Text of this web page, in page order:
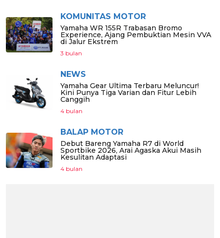
KOMUNITAS MOTOR
Yamaha WR 155R Trabasan Bromo
Experience, Ajang Pembuktian Mesin VVA
di Jalur Ekstrem
3 bulan
NEWS
Yamaha Gear Ultima Terbaru Meluncur!
Kini Punya Tiga Varian dan Fitur Lebih
Canggih
4 bulan
BALAP MOTOR
Debut Bareng Yamaha R7 di World
Sportbike 2026, Arai Agaska Akui Masih
Kesulitan Adaptasi
4 bulan